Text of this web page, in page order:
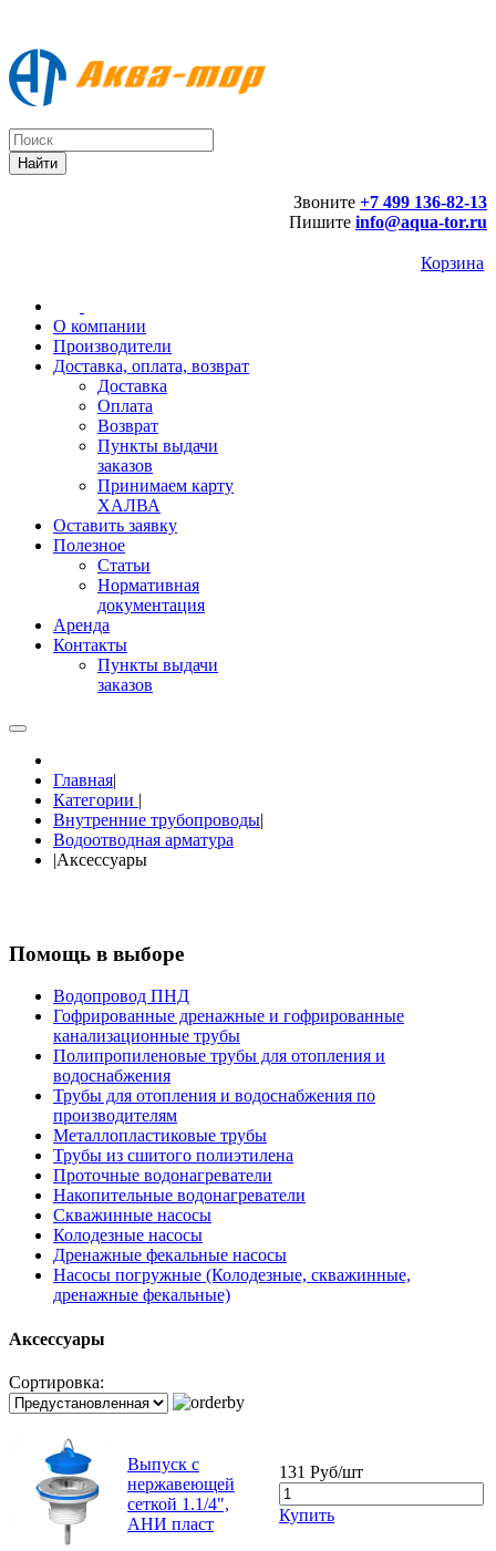
Звоните +7 499 136-82-13
Пишите info@aqua-tor.ru
Корзина
О компании
Производители
Доставка, оплата, возврат
Доставка
Оплата
Возврат
Пункты выдачи
заказов
Принимаем карту
ХАЛВА
Оставить заявку
Полезное
Статьи
Нормативная
документация
Аренда
Контакты
Пункты выдачи
заказов
Главная|
Категории |
Внутренние трубопроводы|
Водоотводная арматура
|Аксессуары
Помощь в выборе
Водопровод ПНД
Гофрированные дренажные и гофрированные
канализационные трубы
Полипропиленовые трубы для отопления и
водоснабжения
Трубы для отопления и водоснабжения по
производителям
Металлопластиковые трубы
Трубы из сшитого полиэтилена
Проточные водонагреватели
Накопительные водонагреватели
Скважинные насосы
Колодезные насосы
Дренажные фекальные насосы
Насосы погружные (Колодезные, скважинные,
дренажные фекальные)
Аксессуары
Сортировка:
Выпуск с
нержавеющей
сеткой 1.1/4",
АНИ пласт
131 Руб/шт
Купить